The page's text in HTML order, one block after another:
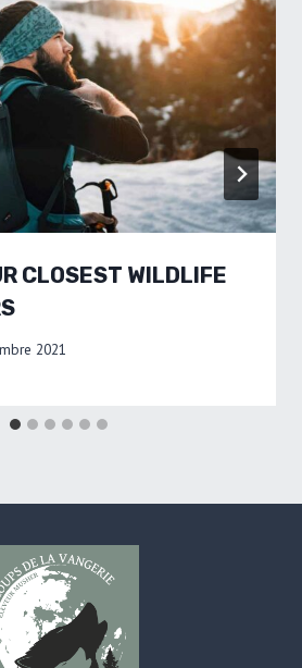
CLOSEST WILDLIFE
2021